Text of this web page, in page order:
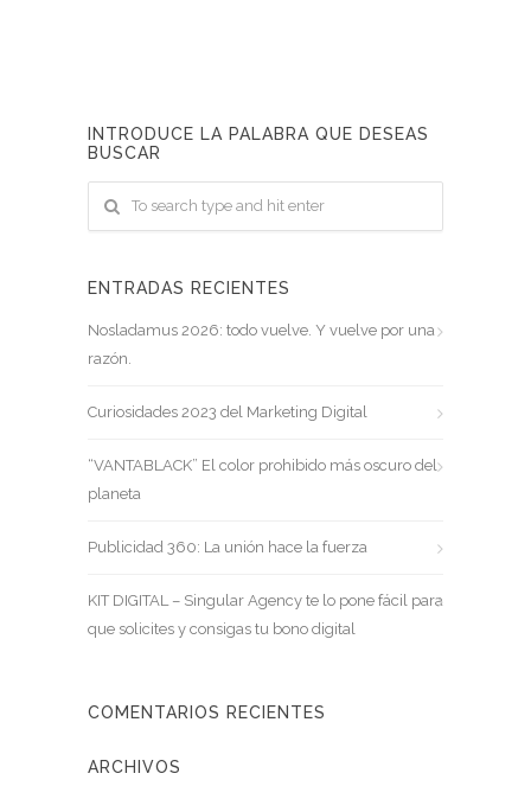
INTRODUCE LA PALABRA QUE DESEAS
BUSCAR
ENTRADAS RECIENTES
Nosladamus 2026: todo vuelve. Y vuelve por una
razón.
Curiosidades 2023 del Marketing Digital
“VANTABLACK” El color prohibido más oscuro del
planeta
Publicidad 360: La unión hace la fuerza
KIT DIGITAL – Singular Agency te lo pone fácil para
que solicites y consigas tu bono digital
COMENTARIOS RECIENTES
ARCHIVOS